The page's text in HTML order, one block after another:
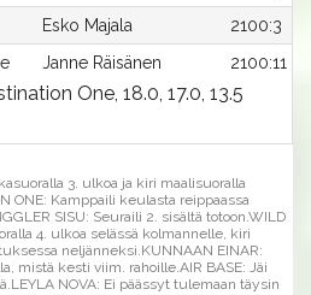
Esko Majala
2100:3
Janne Räisänen 2100:11
One, 18.0, 17.0, 13.5
3. ulkoa ja kiri maalisuoralla
ONE: Kamppaili keulasta reippaassa
SISU: Seuraili 2. sisältä totoon.WILD
4. ulkoa selässä kolmannelle, kiri
neljänneksi.KUNNAAN EINAR:
mistä kesti viim. rahoille.AIR BASE: Jäi
NOVA: Ei päässyt tulemaan täysin